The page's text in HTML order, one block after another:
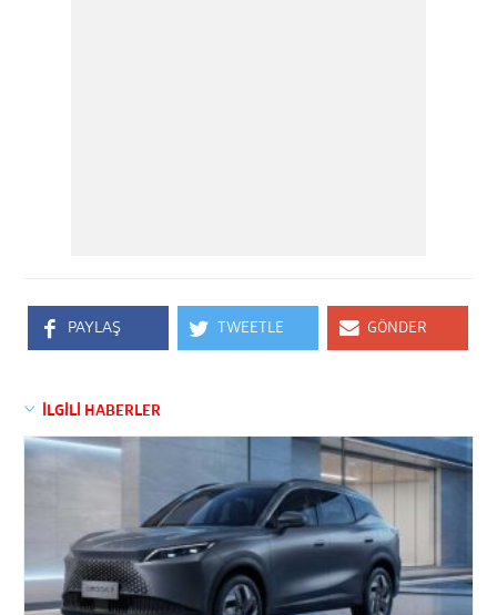
PAYLAŞ TWEETLE GÖNDER
İLGİLİ HABERLER